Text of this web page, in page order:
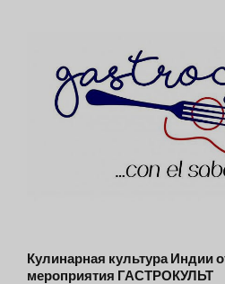
Кулинарная культура Индии
мероприятия ГАСТРОКУЛЬТ